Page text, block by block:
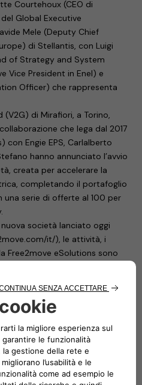
Courtehoux (CEO di
Global Executive
Mele (Deputy Chief
di Stellantis, con Luigi
of Strategy and System
Vice President in Enel) e
Officer) che rappresenta
di Mirafiori, a Torino,
che lega dal 2017
con Engie EPS, Carlalberto
hanno annunciato l’avvio
creata per accelerare la
completando il portafoglio
serie di offerte al 100 per
società lanciato oggi
it/), le attività, i
eSolutions sono
un dispositivo di ricarica
che funziona fino a 22 kW e
una piattaforma digitale.
all’aperto in ambienti
la eFleet – fornendo ricarica
bus e camion elettrici con